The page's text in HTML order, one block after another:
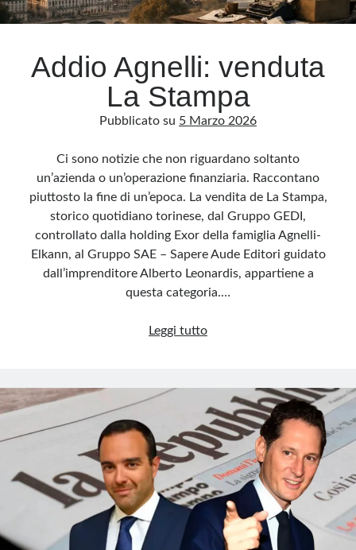
Archivio
Archivi
senza alcuna periodicità. Non può pertanto considerarsi un prodotto editoriale ai
sensi della legge n· 62 del 7.03.2001. L’autore non è responsabile di quanto
pubblicato dai lettori nei commenti ai vari post. Saranno comunque cancellati quelli
ritenuti offensivi o lesivi dell’immagine o dell’onorabilità di terzi, di genere spam,
razzisti o che contengano dati personali non conformi al rispetto delle norme sulla
privacy. Alcune immagini inserite in questo blog sono tratte da Internet e, pertanto,
considerate di pubblico dominio. Qualora la loro pubblicazione violasse eventuali
tramite link né del loro contenuto, che può essere soggetto a variazioni nel tempo.
Meta
Feed dei contenuti
Feed dei commenti
WordPress.org
Addio Agnelli: venduta
La Stampa
Pubblicato su 5 Marzo 2026
Ci sono notizie che non riguardano soltanto
un’azienda o un’operazione finanziaria. Raccontano
piuttosto la fine di un’epoca. La vendita de La Stampa,
storico quotidiano torinese, dal Gruppo GEDI,
controllato dalla holding Exor della famiglia Agnelli-
Elkann, al Gruppo SAE – Sapere Aude Editori guidato
dall’imprenditore Alberto Leonardis, appartiene a
questa categoria.…
Leggi tuttoAddio
La
Stampa